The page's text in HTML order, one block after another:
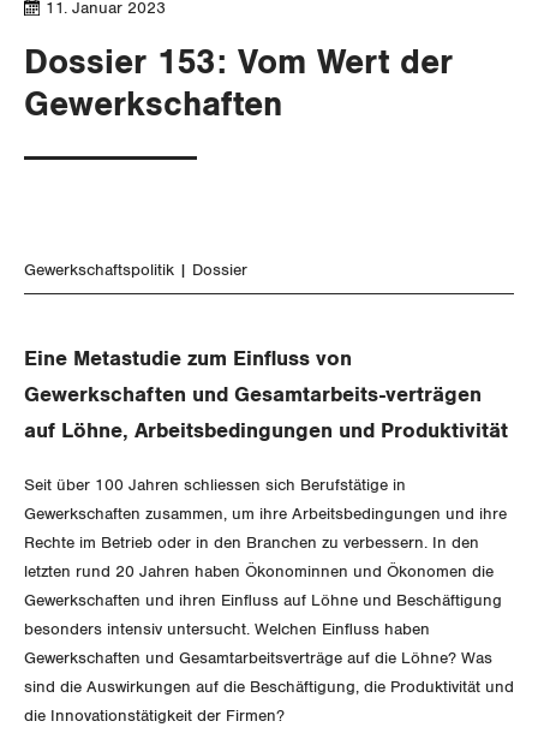
Aussenwirtschaft
Verteilung
Berufliche Vorsorge
Arbeitslosenversicherung
Unfallversicherung
Gesundheit
Verkehr
GLEICHSTELLUNG
BILDUNG & JUGEND
Schweiz
SERVICE
GEWERKSCHAFTSMITGLIED WERDEN
LOHNRECHNER
WEITERBILDUNG
Medien
11. Januar 2023
Dossier 153: Vom Wert der
Gewerkschaften
Gewerkschaftspolitik Dossier
Eine Metastudie zum Einfluss von
Gewerkschaften und Gesamtarbeits-verträgen
auf Löhne, Arbeitsbedingungen und Produktivität
Seit über 100 Jahren schliessen sich Berufstätige in
Gewerkschaften zusammen, um ihre Arbeitsbedingungen und ihre
Rechte im Betrieb oder in den Branchen zu verbessern. In den
letzten rund 20 Jahren haben Ökonominnen und Ökonomen die
Gewerkschaften und ihren Einfluss auf Löhne und Beschäftigung
besonders intensiv untersucht. Welchen Einfluss haben
Gewerkschaften und Gesamtarbeitsverträge auf die Löhne? Was
sind die Auswirkungen auf die Beschäftigung, die Produktivität und
die Innovationstätigkeit der Firmen?